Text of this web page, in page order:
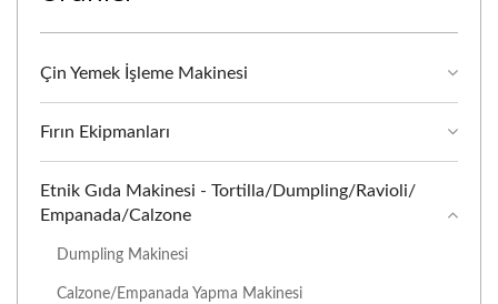
Çin Yemek İşleme Makinesi
Fırın Ekipmanları
Etnik Gıda Makinesi - Tortilla/Dumpling/Ravioli/
Empanada/Calzone
Dumpling Makinesi
Calzone/Empanada Yapma Makinesi